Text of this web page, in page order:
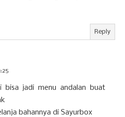
Reply
bisa jadi menu andalan buat
bahannya di Sayurbox